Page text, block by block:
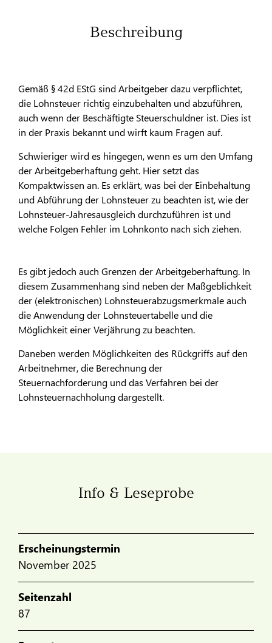
Beschreibung
Gemäß § 42d EStG sind Arbeitgeber dazu verpflichtet,
die Lohnsteuer richtig einzubehalten und abzuführen,
auch wenn der Beschäftigte Steuerschuldner ist. Dies ist
in der Praxis bekannt und wirft kaum Fragen auf.
Schwieriger wird es hingegen, wenn es um den Umfang
der Arbeitgeberhaftung geht. Hier setzt das
Kompaktwissen an. Es erklärt, was bei der Einbehaltung
und Abführung der Lohnsteuer zu beachten ist, wie der
Lohnsteuer-Jahresausgleich durchzuführen ist und
welche Folgen Fehler im Lohnkonto nach sich ziehen.
Es gibt jedoch auch Grenzen der Arbeitgeberhaftung. In
diesem Zusammenhang sind neben der Maßgeblichkeit
der (elektronischen) Lohnsteuerabzugsmerkmale auch
die Anwendung der Lohnsteuertabelle und die
Möglichkeit einer Verjährung zu beachten.
Daneben werden Möglichkeiten des Rückgriffs auf den
Arbeitnehmer, die Berechnung der
Steuernachforderung und das Verfahren bei der
Lohnsteuernachholung dargestellt.
Info & Leseprobe
Erscheinungstermin
November 2025
Seitenzahl
87